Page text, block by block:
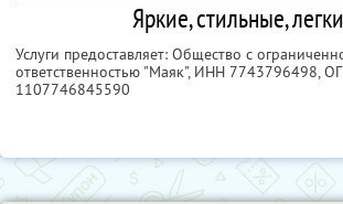
Яркие, стильные,
Услуги предоставляет: Общество с
ответственностью "Маяк", ИНН 7743796498,
1107746845590